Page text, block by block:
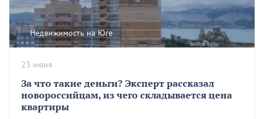
Недвижимость на Юге
За что такие деньги? Эксперт рассказал
новороссийцам, из чего складывается цена
квартиры
23 июня